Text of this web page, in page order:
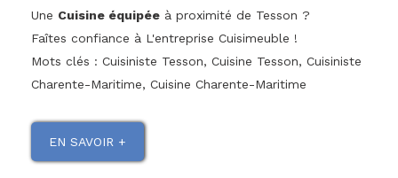
Une Cuisine équipée à proximité de Tesson ?
Faîtes confiance à L'entreprise Cuisimeuble !
Mots clés : Cuisiniste Tesson, Cuisine Tesson, Cuisiniste
Charente-Maritime, Cuisine Charente-Maritime
EN SAVOIR +